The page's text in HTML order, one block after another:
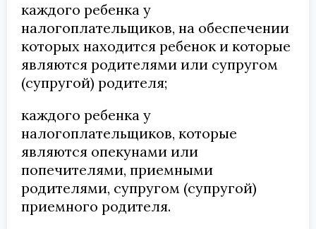
каждого ребенка у
налогоплательщиков, на обеспечении
которых находится ребенок и которые
являются родителями или супругом
(супругой) родителя;
каждого ребенка у
налогоплательщиков, которые
являются опекунами или
попечителями, приемными
родителями, супругом (супругой)
приемного родителя.